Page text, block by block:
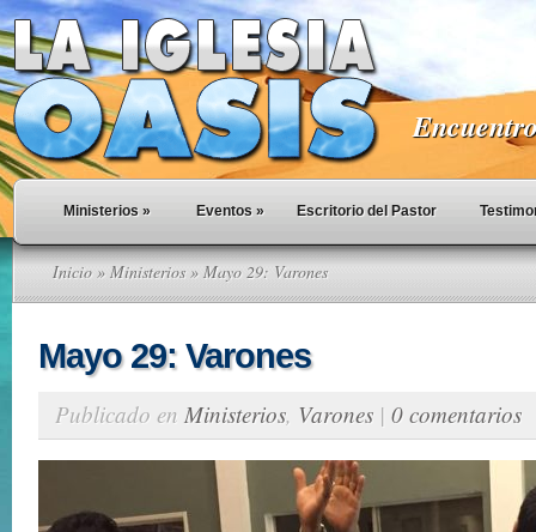
Ministerios » Eventos » Escritorio del Pastor
Inicio » Ministerios» Mayo 29: Varones
Mayo 29: Varones
Publicado en Ministerios, Varones | 0 comentarios